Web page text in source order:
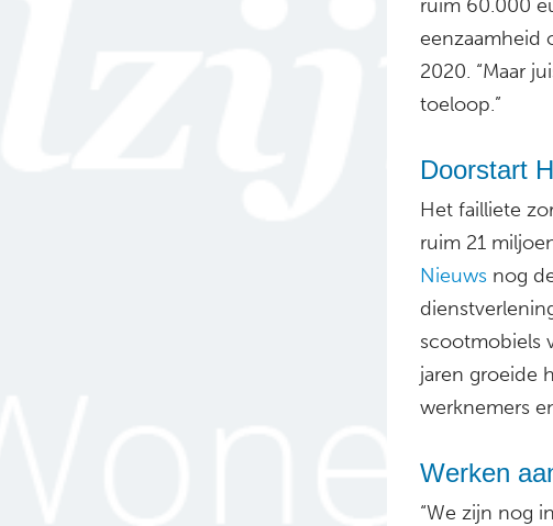
ruim 60.000
eenzaamheid
2020. “Maar
toeloop.”
Doorstart
Het failliete
ruim 21
Nieuws nog
scootmobiels
jaren groeide
werknemers
Werken
“We zijn nog